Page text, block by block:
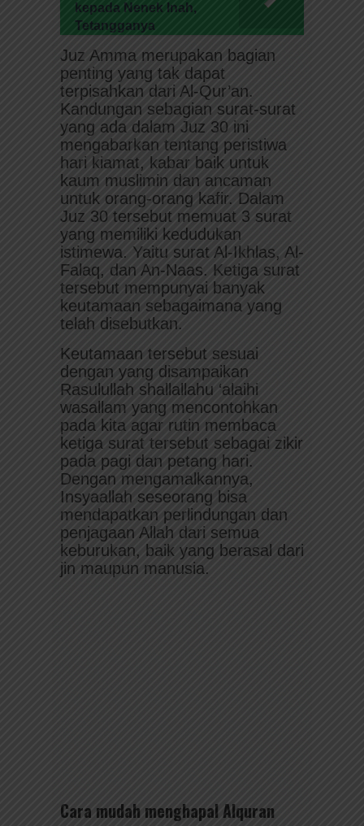
kepada Nenek Inah,
Tetangganya
Juz Amma merupakan bagian
penting yang tak dapat
terpisahkan dari Al-Qur’an.
Kandungan sebagian surat-surat
yang ada dalam Juz 30 ini
mengabarkan tentang peristiwa
hari kiamat, kabar baik untuk
kaum muslimin dan ancaman
untuk orang-orang kafir. Dalam
Juz 30 tersebut memuat 3 surat
yang memiliki kedudukan
istimewa. Yaitu surat Al-Ikhlas, Al-
Falaq, dan An-Naas. Ketiga surat
tersebut mempunyai banyak
keutamaan sebagaimana yang
telah disebutkan.
Keutamaan tersebut sesuai
dengan yang disampaikan
Rasulullah shallallahu ‘alaihi
wasallam yang mencontohkan
pada kita agar rutin membaca
ketiga surat tersebut sebagai zikir
pada pagi dan petang hari.
Dengan mengamalkannya,
Insyaallah seseorang bisa
mendapatkan perlindungan dan
penjagaan Allah dari semua
keburukan, baik yang berasal dari
jin maupun manusia.
Cara mudah menghapal Alquran